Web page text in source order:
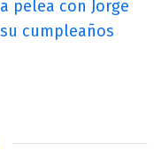
pelea con Jorge
cumpleaños